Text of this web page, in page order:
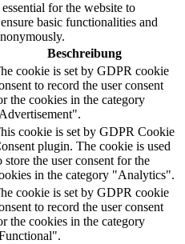
for the website to
basic functionalities and
Beschreibung
cookie is set by GDPR cookie
to record the user consent
the cookies in the category
cookie is set by GDPR Cookie
plugin. The cookie is used
store the user consent for the
in the category "Analytics".
cookie is set by GDPR cookie
to record the user consent
the cookies in the category